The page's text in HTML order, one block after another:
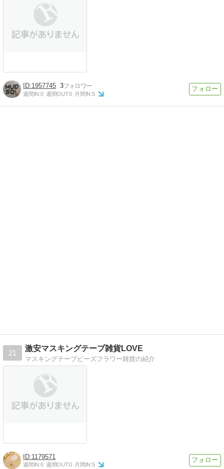
1957745 3
週間IN:0 週間OUT:0 月間IN:5
21
激安マスキングテープ雑貨LOVE
マスキングテープビーズフラワー雑貨の紹介
1179571
週間IN:0 週間OUT:0 月間IN:5